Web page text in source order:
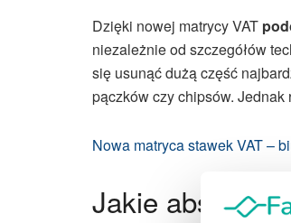
Dzięki nowej matrycy VAT
niezależnie od szczegółów
się usunąć dużą część
pączków czy chipsów.
Nowa matryca stawek VAT –
Jakie absurdy